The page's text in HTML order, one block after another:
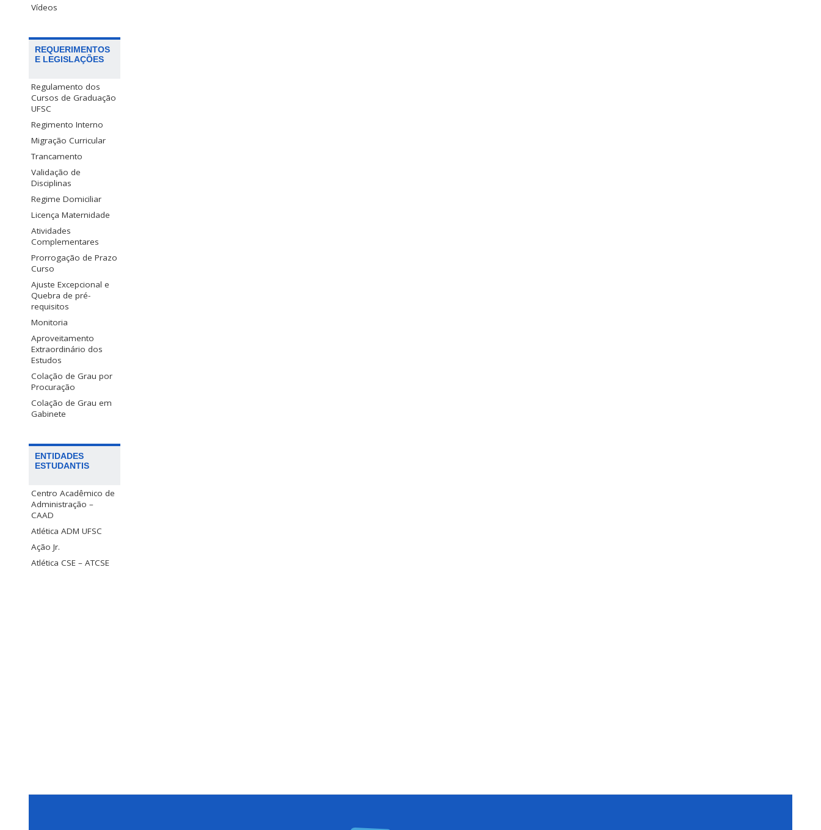
Vídeos
REQUERIMENTOS
E LEGISLAÇÕES
Regulamento dos
Cursos de Graduação
UFSC
Regimento Interno
Migração Curricular
Trancamento
Validação de
Disciplinas
Regime Domiciliar
Licença Maternidade
Atividades
Complementares
Prorrogação de Prazo
Curso
Ajuste Excepcional e
Quebra de pré-
requisitos
Monitoria
Aproveitamento
Extraordinário dos
Estudos
Colação de Grau por
Procuração
Colação de Grau em
Gabinete
ENTIDADES
ESTUDANTIS
Centro Acadêmico de
Administração –
CAAD
Atlética ADM UFSC
Ação Jr.
Atlética CSE – ATCSE